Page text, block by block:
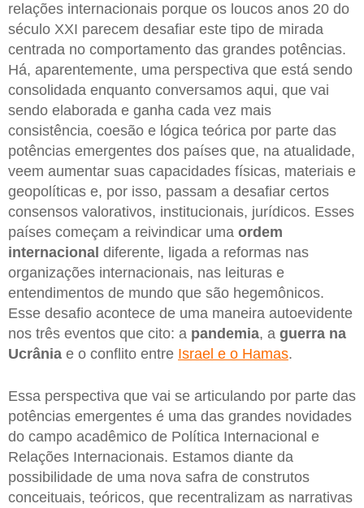
relações internacionais porque os loucos anos 20 do
século XXI parecem desafiar este tipo de mirada
centrada no comportamento das grandes potências.
Há, aparentemente, uma perspectiva que está sendo
consolidada enquanto conversamos aqui, que vai
sendo elaborada e ganha cada vez mais
consistência, coesão e lógica teórica por parte das
potências emergentes dos países que, na atualidade,
veem aumentar suas capacidades físicas, materiais e
geopolíticas e, por isso, passam a desafiar certos
consensos valorativos, institucionais, jurídicos. Esses
países começam a reivindicar uma ordem
internacional diferente, ligada a reformas nas
organizações internacionais, nas leituras e
entendimentos de mundo que são hegemônicos.
Esse desafio acontece de uma maneira autoevidente
nos três eventos que cito: a pandemia, a guerra na
Ucrânia e o conflito entre Israel e o Hamas.
Essa perspectiva que vai se articulando por parte das
potências emergentes é uma das grandes novidades
do campo acadêmico de Política Internacional e
Relações Internacionais. Estamos diante da
possibilidade de uma nova safra de construtos
conceituais, teóricos, que recentralizam as narrativas